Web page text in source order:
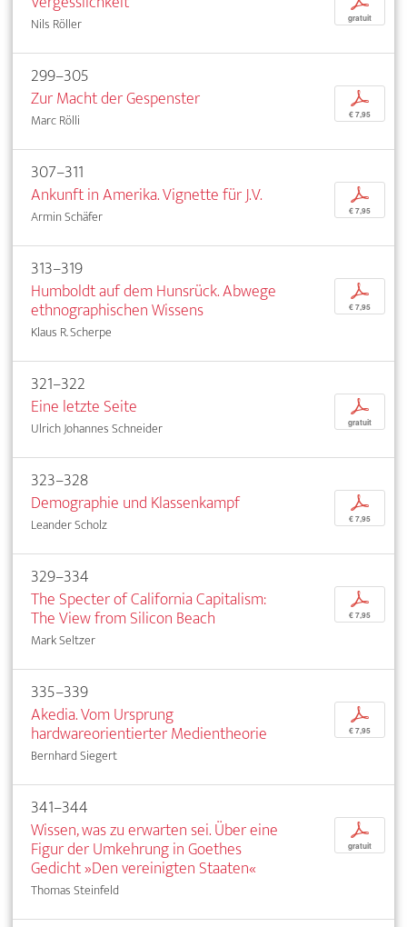
Nils Röller gratuit
299–305
Zur Macht der Gespenster
Marc Rölli
p
€ 7,95
307–311
Ankunft in Amerika. Vignette für J.V.
Armin Schäfer
p
€ 7,95
313–319
Humboldt auf dem Hunsrück. Abwege
ethnographischen Wissens
Klaus R. Scherpe
p
€ 7,95
321–322
Eine letzte Seite
Ulrich Johannes Schneider
p
gratuit
323–328
Demographie und Klassenkampf
Leander Scholz
p
€ 7,95
329–334
The Specter of California Capitalism:
The View from Silicon Beach
Mark Seltzer
p
€ 7,95
335–339
Akedia. Vom Ursprung
hardwareorientierter Medientheorie
Bernhard Siegert
p
€ 7,95
341–344
Wissen, was zu erwarten sei. Über eine
Figur der Umkehrung in Goethes
Gedicht »Den vereinigten Staaten«
Thomas Steinfeld
p
gratuit